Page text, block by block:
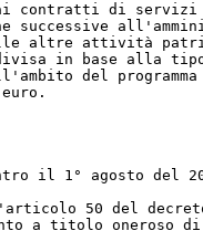
contratti di servizi
altre attività
in base alla
del
il 1° agosto del
50 del
a titolo